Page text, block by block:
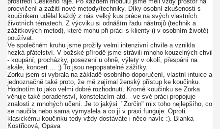
procvičení a zažití nové metody/techniky. Díky osobní zkušenosti s
koučinkem udělal každý z nás velký kus práce na svých vlastních
životních tématech. Z výcviku si odnáším řadu nástrojů (technik a
zážitkových metod), které mohu při práci s klienty (i v osobním životě)
používat.
Ve společném kruhu jsme prožily velmi intenzivní chvíle a vznikla
hezká přátelství. V božské přírodě jsme strávili mnoho kouzelných chvil
- koupání, procházky, posezení u ohně, výlety v okolí, přespání na
skále, koncert ... :) To jsou nepopsatelné zážitky.
Zorku jsem si vybrala na základě osobního doporučení, vlastní intuice a
jednoznačně také proto, že mě zajímal ženský přístup ke koučinku.
Hodnotím to jako velmi dobré rozhodnutí. Kromě koučinku se Zorka
věnuje také poradenství, konstelacím atd. - ve své práci propojuje
znalosti z mnohých učení. Je to jakýsi "Zorčin" mix toho nejlepšího, co
se naučila nebo sama vymyslela a co jí v praxi funguje. Oproti
klasickému koučinku tedy vždy dostáváte i něco navíc :). Blanka
Kostřicová, Opava